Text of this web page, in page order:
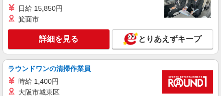
詳細を見る
株式会社綜合キャリアオプション（1314VJ0805G11★2-S-T2）
製品の見た目チェック&マシン操作＊手当合計
最大28万/日払いOK
時給1,500円〜1,875円 ※経験・能力による
※時間外・深夜手当含む 交通費：既定支給
日給 15,850円
箕面市
詳細を見る とりあえずキープ
ラウンドワンの清掃作業員
時給 1,400円
大阪市城東区